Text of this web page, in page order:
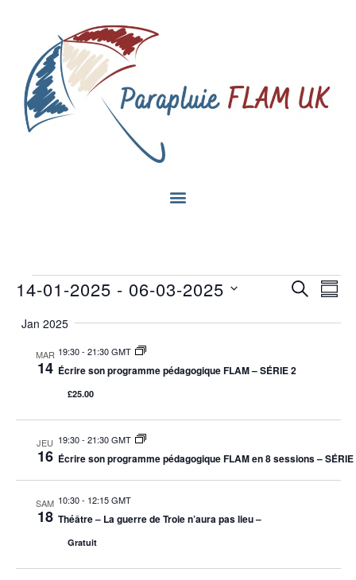
ET
DE
VUES
14-01-2025 - 06-03-2025
la
date
Jan 2025
MAR
14
19:30- 21:30 GMT
Écrire son programme pédagogique FLAM – SÉRIE 2
£25.00
JEU
16
19:30- 21:30 GMT
Écrire son programme pédagogique FLAM en 8 sessions – SÉRIE
SAM
18
10:30- 12:15 GMT
Théâtre – La guerre de Troie n’aura pas lieu –
Gratuit